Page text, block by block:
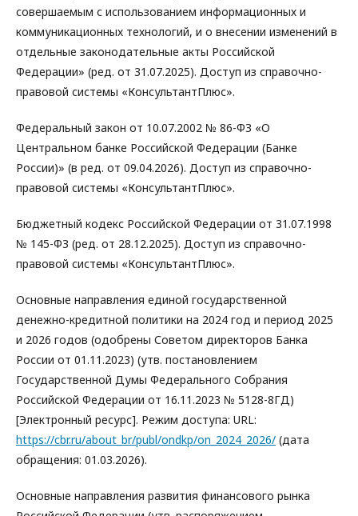
совершаемым с использованием информационных и
коммуникационных технологий, и о внесении изменений в
отдельные законодательные акты Российской
Федерации» (ред. от 31.07.2025). Доступ из справочно-
правовой системы «КонсультантПлюс».
Федеральный закон от 10.07.2002 № 86-ФЗ «О
Центральном банке Российской Федерации (Банке
России)» (в ред. от 09.04.2026). Доступ из справочно-
правовой системы «КонсультантПлюс».
Бюджетный кодекс Российской Федерации от 31.07.1998
№ 145-ФЗ (ред. от 28.12.2025). Доступ из справочно-
правовой системы «КонсультантПлюс».
Основные направления единой государственной
денежно-кредитной политики на 2024 год и период 2025
и 2026 годов (одобрены Советом директоров Банка
России от 01.11.2023) (утв. постановлением
Государственной Думы Федерального Собрания
Российской Федерации от 16.11.2023 № 5128-8ГД)
[Электронный ресурс]. Режим доступа: URL:
https://cbr.ru/about_br/publ/ondkp/on_2024_2026/ (дата
обращения: 01.03.2026).
Основные направления развития финансового рынка